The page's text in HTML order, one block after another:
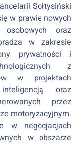
Sołtysiński
w prawie nowych
osobowych oraz
w zakresie
prywatności i
z
w projektach
oraz
przez
motoryzacyjnym.
w negocjacjach
w obszarze